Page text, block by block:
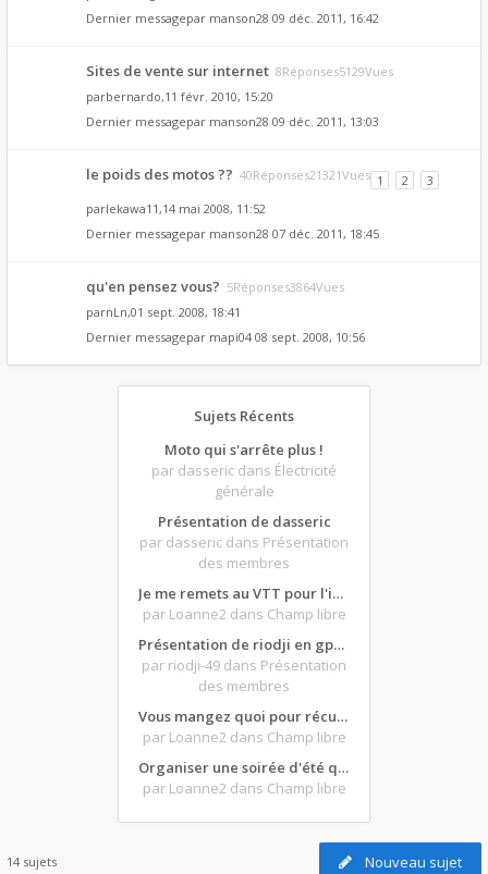
Dernier messagepar manson28 09 déc. 2011, 16:42
Sites de vente sur internet 8Réponses5129Vues
parbernardo,11 févr. 2010, 15:20
Dernier messagepar manson28 09 déc. 2011, 13:03
le poids des motos ?? 40Réponses21321Vues 1 2
3
parlekawa11,14 mai 2008, 11:52
Dernier messagepar manson28 07 déc. 2011, 18:45
qu'en pensez vous? 5Réponses3864Vues
parnLn,01 sept. 2008, 18:41
Dernier messagepar mapi04 08 sept. 2008, 10:56
Sujets Récents
Moto qui s'arrête plus !
par dasseric dans Électricité
générale
Présentation de dasseric
par dasseric dans Présentation
des membres
Je me remets au VTT pour l'intersaison, version électrique
par Loanne2 dans Champ libre
Présentation de riodji en gpz500
par riodji-49 dans Présentation
des membres
Vous mangez quoi pour récupérer après une grosse journée de moto ?
par Loanne2 dans Champ libre
Organiser une soirée d'été qui claque : vos bons plans matos ?
par Loanne2 dans Champ libre
Nouveau sujet
14 sujets